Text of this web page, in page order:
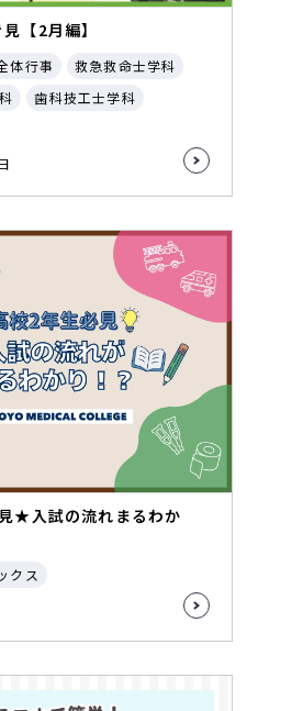
見【2月編】
体行事
救急救命士学科
歯科技工士学科
★入試の流れまるわか
クス